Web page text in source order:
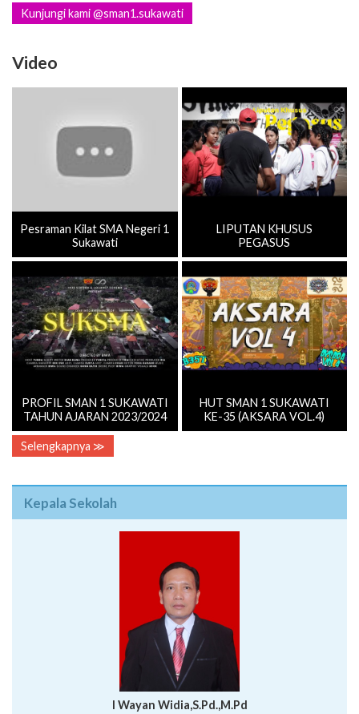
Kunjungi kami @sman1.sukawati
Video
Pesraman Kilat SMA Negeri 1
Sukawati
LIPUTAN KHUSUS
PEGASUS
PROFIL SMAN 1 SUKAWATI
TAHUN AJARAN 2023/2024
HUT SMAN 1 SUKAWATI
KE-35 (AKSARA VOL.4)
Selengkapnya ≫
Kepala Sekolah
I Wayan Widia,S.Pd.,M.Pd